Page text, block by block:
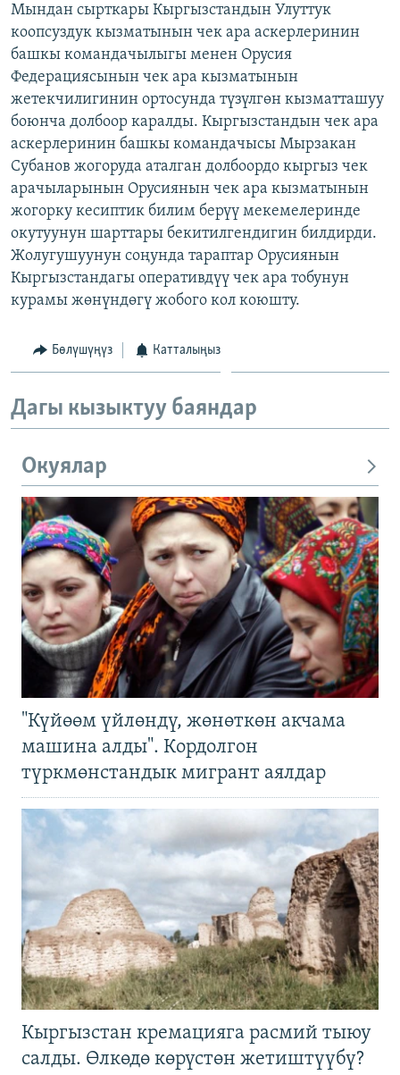
Мындан сырткары Кыргызстандын Улуттук
коопсуздук кызматынын чек ара аскерлеринин
башкы командачылыгы менен Орусия
Федерациясынын чек ара кызматынын
жетекчилигинин ортосунда түзүлгөн кызматташуу
боюнча долбоор каралды. Кыргызстандын чек ара
аскерлеринин башкы командачысы Мырзакан
Субанов жогоруда аталган долбоордо кыргыз чек
арачыларынын Орусиянын чек ара кызматынын
жогорку кесиптик билим берүү мекемелеринде
окутуунун шарттары бекитилгендигин билдирди.
Жолугушуунун соңунда тараптар Орусиянын
Кыргызстандагы оперативдүү чек ара тобунун
курамы жөнүндөгү жобого кол коюшту.
Бөлүшүңүз Катталыңыз
Дагы кызыктуу баяндар
Окуялар
"Күйөөм үйлөндү, жөнөткөн акчама
машина алды". Кордолгон
түркмөнстандык мигрант аялдар
Кыргызстан кремацияга расмий тыюу
салды. Өлкөдө көрүстөн жетиштүүбү?